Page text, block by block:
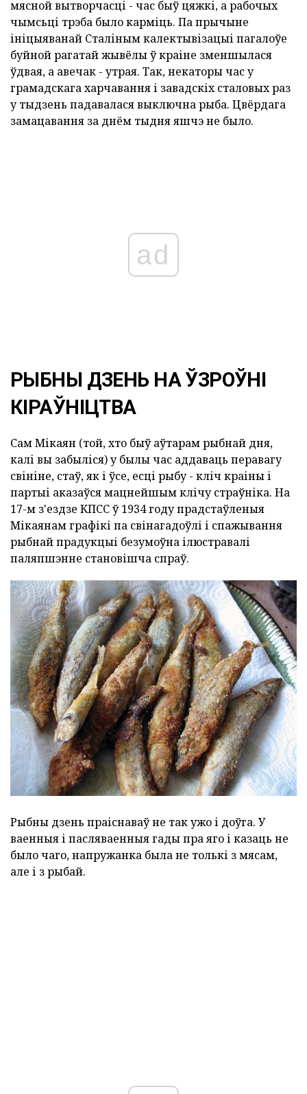
мясной вытворчасці - час быў цяжкі, а рабочых
чымсьці трэба было карміць. Па прычыне
ініцыяванай Сталіным калектывізацыі пагалоўе
буйной рагатай жывёлы ў краіне зменшылася
ўдвая, а авечак - утрая. Так, некаторы час у
грамадскага харчавання і завадскіх сталовых раз
у тыдзень падавалася выключна рыба. Цвёрдага
замацавання за днём тыдня яшчэ не было.
ad
РЫБНЫ ДЗЕНЬ НА ЎЗРОЎНІ
КІРАЎНІЦТВА
Сам Мікаян (той, хто быў аўтарам рыбнай дня,
калі вы забыліся) у былы час аддаваць перавагу
свініне, стаў, як і ўсе, есці рыбу - кліч краіны і
партыі аказаўся мацнейшым клічу страўніка. На
17-м з'ездзе КПСС ў 1934 году прадстаўленыя
Мікаянам графікі па свінагадоўлі і спажывання
рыбнай прадукцыі безумоўна ілюстравалі
паляпшэнне становішча спраў.
Рыбны дзень праіснаваў не так ужо і доўга. У
ваенныя і пасляваенныя гады пра яго і казаць не
было чаго, напружанка была не толькі з мясам,
але і з рыбай.